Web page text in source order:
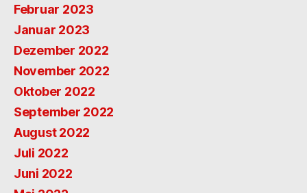
Februar 2023
Januar 2023
Dezember 2022
November 2022
Oktober 2022
September 2022
August 2022
Juli 2022
Juni 2022